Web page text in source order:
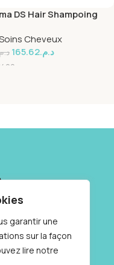
garantir une
sur la façon
lire notre
DS Hair Shampoing
Cheveux
د.م.165.62